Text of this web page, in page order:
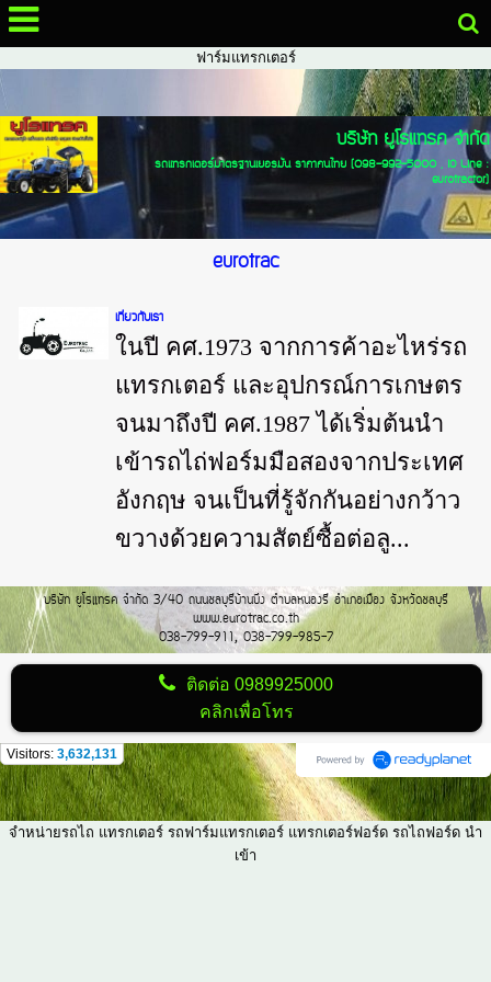
จำหน่ายรถไถ แทรกเตอร์ รถฟาร์มแทรกเตอร์ แทรกเตอร์ฟอร์ด รถไถฟอร์ด นำ
เข้ารถไถ, รถไถฟอร์ด, ขายรถไถ, จำหน่ายรถไถ, แทรกเตอร์, รถแทรกเตอร์, รถ
ฟาร์มแทรกเตอร์
บริษัท ยูโรแทรค จำกัด
รถแทรกเตอร์มาตรฐานเยอรมัน ราคาคนไทย (098-992-5000 , ID Line :
eurotractor)
eurotrac
เกี่ยวกับเรา
ในปี คศ.1973 จากการค้าอะไหร่รถ
แทรกเตอร์ และอุปกรณ์การเกษตร
จนมาถึงปี คศ.1987 ได้เริ่มต้นนำ
เข้ารถไถ่ฟอร์มมือสองจากประเทศ
อังกฤษ จนเป็นที่รู้จักกันอย่างกว้าว
ขวางด้วยความสัตย์ซื้อต่อลู...
บริษัท ยูโรแทรค จำกัด 3/40 ถนนชลบุรีบ้านบึง ตำบลหนองรี อำเภอเมือง จังหวัดชลบุรี
www.eurotrac.co.th
038-799-911, 038-799-985-7
ติดต่อ0989925000
คลิกเพื่อโทร
Visitors: 3,632,131
จำหน่ายรถไถ แทรกเตอร์ รถฟาร์มแทรกเตอร์ แทรกเตอร์ฟอร์ด รถไถฟอร์ด นำ
เข้า